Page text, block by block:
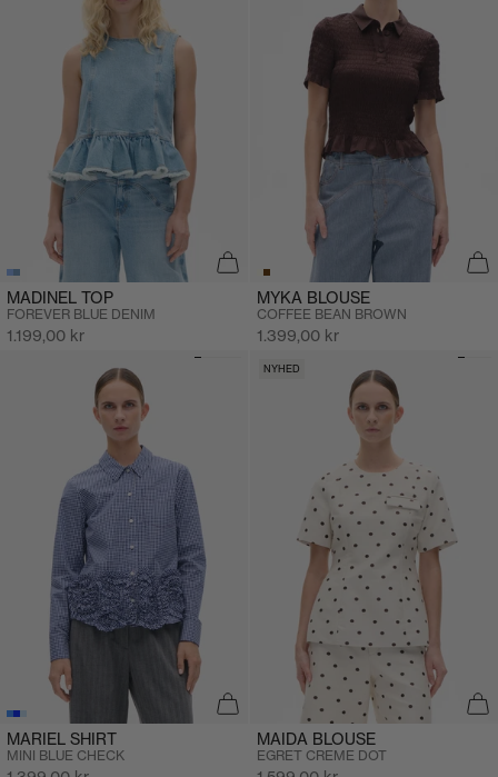
MADINEL TOP
FOREVER BLUE DENIM
Salgspris
1.199,00 kr
MYKA BLOUSE
COFFEE BEAN BROWN
Salgspris
1.399,00 kr
MARIEL SHIRT
MINI BLUE CHECK
NYHED
MAIDA BLOUSE
EGRET CREME DOT